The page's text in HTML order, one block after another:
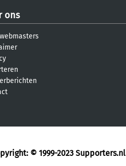
ons
© 1999-2023 Supporters.nl